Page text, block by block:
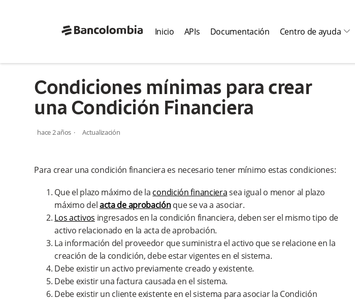
bancolombia-horizontal Inicio APIs Documentación Centro de ayuda arrow2-down
Condiciones mínimas para crear
una Condición Financiera
hace 2 años Actualización
Para crear una condición financiera es necesario tener mínimo estas condiciones:
Que el plazo máximo de la condición financierasea igual o menor al plazo
máximo delactade aprobación que se va a asociar.
Los activos ingresados en la condición financiera, deben ser el mismo tipo de
activo relacionado en la acta de aprobación.
La información del proveedor que suministra el activo que se relacione en la
creación de la condición, debe estar vigentes en el sistema.
Debe existir un activo previamente creado y existente.
Debe existir una factura causada en el sistema.
Debe existir un cliente existente en el sistema para asociar la Condición